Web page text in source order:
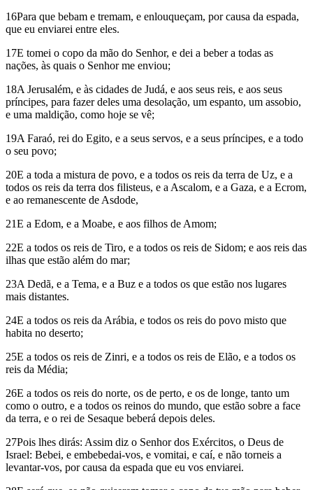
16Para que bebam e tremam, e enlouqueçam, por causa da espada,
que eu enviarei entre eles.
17E tomei o copo da mão do Senhor, e dei a beber a todas as
nações, às quais o Senhor me enviou;
18A Jerusalém, e às cidades de Judá, e aos seus reis, e aos seus
príncipes, para fazer deles uma desolação, um espanto, um assobio,
e uma maldição, como hoje se vê;
19A Faraó, rei do Egito, e a seus servos, e a seus príncipes, e a todo
o seu povo;
20E a toda a mistura de povo, e a todos os reis da terra de Uz, e a
todos os reis da terra dos filisteus, e a Ascalom, e a Gaza, e a Ecrom,
e ao remanescente de Asdode,
21E a Edom, e a Moabe, e aos filhos de Amom;
22E a todos os reis de Tiro, e a todos os reis de Sidom; e aos reis das
ilhas que estão além do mar;
23A Dedã, e a Tema, e a Buz e a todos os que estão nos lugares
mais distantes.
24E a todos os reis da Arábia, e todos os reis do povo misto que
habita no deserto;
25E a todos os reis de Zinri, e a todos os reis de Elão, e a todos os
reis da Média;
26E a todos os reis do norte, os de perto, e os de longe, tanto um
como o outro, e a todos os reinos do mundo, que estão sobre a face
da terra, e o rei de Sesaque beberá depois deles.
27Pois lhes dirás: Assim diz o Senhor dos Exércitos, o Deus de
Israel: Bebei, e embebedai-vos, e vomitai, e caí, e não torneis a
levantar-vos, por causa da espada que eu vos enviarei.